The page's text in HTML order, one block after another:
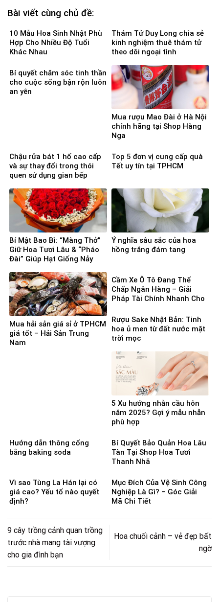
Bài viết cùng chủ đề:
10 Mẫu Hoa Sinh Nhật Phù
Hợp Cho Nhiều Độ Tuổi
Khác Nhau
Thám Tử Duy Long chia sẻ
kinh nghiệm thuê thám tử
theo dõi ngoại tình
Bí quyết chăm sóc tinh thần
cho cuộc sống bận rộn luôn
an yên
Mua rượu Mao Đài ở Hà Nội
chính hãng tại Shop Hàng
Nga
Chậu rửa bát 1 hố cao cấp
và sự thay đổi trong thói
quen sử dụng gian bếp
Top 5 đơn vị cung cấp quà
Tết uy tín tại TPHCM
Bí Mật Bao Bì: “Màng Thở”
Giữ Hoa Tươi Lâu & “Pháo
Đài” Giúp Hạt Giống Nảy
Ý nghĩa sâu sắc của hoa
hồng trắng đám tang
Mua hải sản giá sỉ ở TPHCM
giá tốt – Hải Sản Trung
Nam
Cầm Xe Ô Tô Đang Thế
Chấp Ngân Hàng – Giải
Pháp Tài Chính Nhanh Cho
Rượu Sake Nhật Bản: Tinh
hoa ủ men từ đất nước mặt
trời mọc
5 Xu hướng nhẫn cầu hôn
năm 2025? Gợi ý mẫu nhẫn
phù hợp
Hướng dẫn thông cống
bằng baking soda
Bí Quyết Bảo Quản Hoa Lâu
Tàn Tại Shop Hoa Tươi
Thanh Nhã
Vì sao Tùng La Hán lại có
giá cao? Yếu tố nào quyết
định?
Mục Đích Của Vệ Sinh Công
Nghiệp Là Gì? – Góc Giải
Mã Chi Tiết
9 cây trồng cảnh quan trồng
trước nhà mang tài vượng
cho gia đình bạn
Hoa chuối cảnh – vẻ đẹp bất
ngờ